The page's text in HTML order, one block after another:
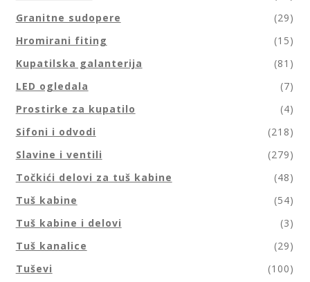
Granitne sudopere
(29)
Hromirani fiting
(15)
Kupatilska galanterija
(81)
LED ogledala
(7)
Prostirke za kupatilo
(4)
Sifoni i odvodi
(218)
Slavine i ventili
(279)
Točkići delovi za tuš kabine
(48)
Tuš kabine
(54)
Tuš kabine i delovi
(3)
Tuš kanalice
(29)
Tuševi
(100)